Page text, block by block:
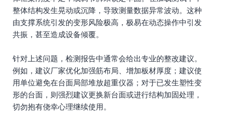
整体结构发生晃动或沉降，导致测量数据异常波动。这种
由支撑系统引发的变形风险极高，极易在动态操作中引发
共振，甚至造成设备倾覆。
针对上述问题，检测报告中通常会给出专业的整改建议。
例如，建议厂家优化加强筋布局、增加板材厚度；建议使
用单位避免在台面局部堆放超重仪器；对于已发生塑性变
形的台面，则强烈建议更换新台面或进行结构加固处理，
切勿抱有侥幸心理继续使用。